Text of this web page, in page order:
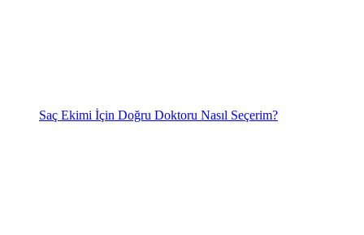
Saç Ekimi İçin Doğru Doktoru Nasıl Seçerim?